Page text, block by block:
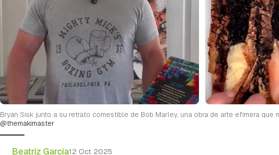
Bryan Sisk junto a su retrato comestible de Bob Marley, una obra de arte efímera que
@themakimaster
Beatriz García12 Oct 2025